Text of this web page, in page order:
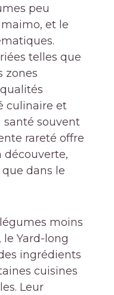
peu
et le
telles que
zones
culinaire et
santé souvent
rareté offre
découverte,
que dans le
moins
Yard-long
ingrédients
cuisines
Leur